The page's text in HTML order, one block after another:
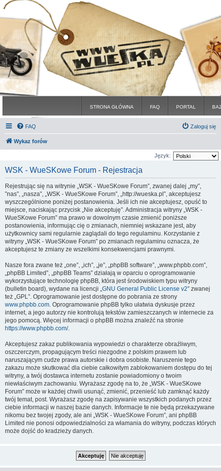
STRONA GŁÓWNA FAQ PORTAL
FAQ Zaloguj się
Wykaz forów
Język:
WSK - WueSKowe Forum - Rejestracja
Rejestrując się na witrynie „WSK - WueSKowe Forum”, zwanej dalej „my”,
”nas”, „nasza”, „WSK - WueSKowe Forum”, „http://wueska.pl”, akceptujesz
wyszczególnione poniżej postanowienia. Jeśli ich nie akceptujesz, opuść to
miejsce, naciskając przycisk „Nie akceptuję”. Administracja witryny „WSK -
WueSKowe Forum” ma prawo w dowolnym czasie zmienić poniższe
postanowienia, informując cię o zmianach, niemniej wskazane jest, aby
użytkownicy sami regularnie zaglądali do tego regulaminu. Korzystanie z
witryny „WSK - WueSKowe Forum” po zmianach regulaminu oznacza, że
akceptujesz te zmiany ze wszelkimi konsekwencjami prawnymi.
Nasze fora zwane też „one”, „ich”, „je”, „phpBB software”, „www.phpbb.com”,
„phpBB Limited”, „phpBB Teams” działają w oparciu o oprogramowanie
wykorzystujące technologię phpBB, która jest środowiskiem typu witryny
(bulletin board), wydane na licencji „GNU General Public License v2” zwanej
też „GPL”. Oprogramowanie jest dostępne do pobrania ze strony
www.phpbb.com. Oprogramowanie phpBB tylko ułatwia dyskusje przez
internet, a jego autorzy nie kontrolują tekstów zamieszczanych w internecie za
jego pomocą. Więcej informacji o phpBB można znaleźć na stronie
https://www.phpbb.com/.
Akceptujesz zakaz publikowania wypowiedzi o charakterze obraźliwym,
oszczerczym, propagującym treści niezgodne z polskim prawem lub
naruszającym cudze prawa autorskie i dobra osobiste. Naruszenie tego
zakazu może skutkować dla ciebie całkowitym zablokowaniem dostępu do tej
witryny, a twój dostawca internetu zostanie powiadomiony o twoim
niewłaściwym zachowaniu. Wyrażasz zgodę na to, że „WSK - WueSKowe
Forum” może w każdej chwili usunąć, zmienić, przenieść lub zamknąć każdy
twój temat, post. Wyrażasz zgodę na zapisywanie wszystkich podanych przez
ciebie informacji w naszej bazie danych. Informacje te nie będą przekazywane
nikomu bez twojej zgody, ale ani „WSK - WueSKowe Forum”, ani phpBB
Limited nie ponosi odpowiedzialności za włamania do witryny, podczas których
może dojść do kradzieży danych.